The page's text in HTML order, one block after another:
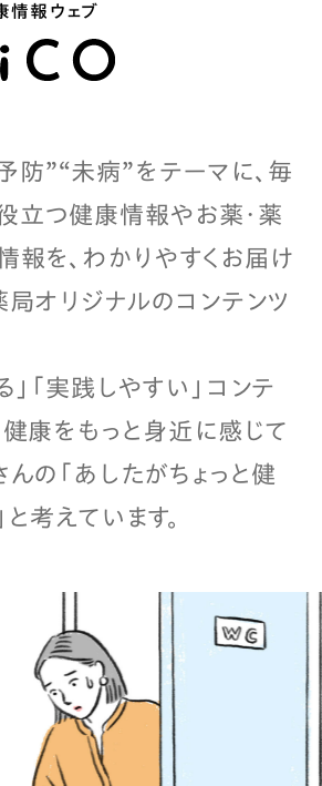
情報ウェブ
防”“未病”をテーマに、毎
立つ健康情報やお薬・薬
報を、わかりやすくお届け
局オリジナルのコンテンツ
」「実践しやすい」コンテ
健康をもっと身近に感じて
んの「あしたがちょっと健
考えています。